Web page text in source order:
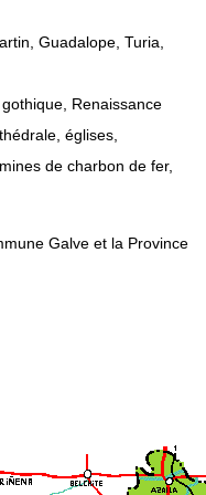
Guadalope, Turia,
Renaissance
églises,
de charbon de fer,
Galve et la Province